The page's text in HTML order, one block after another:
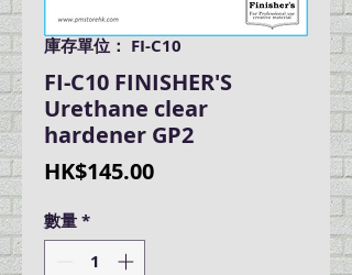
庫存單位： FI-C10
FI-C10 FINISHER'S
Urethane clear
hardener GP2
HK$145.00價
數量*